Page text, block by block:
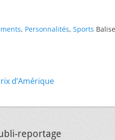
, Personnalités, Sports
d’Amérique
reportage